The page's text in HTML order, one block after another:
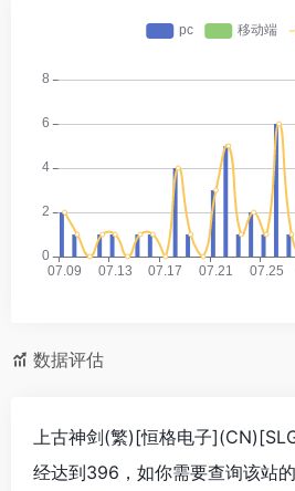
数据评估
上古神剑(繁)[恒格电子
经达到396，如你需要查询该站